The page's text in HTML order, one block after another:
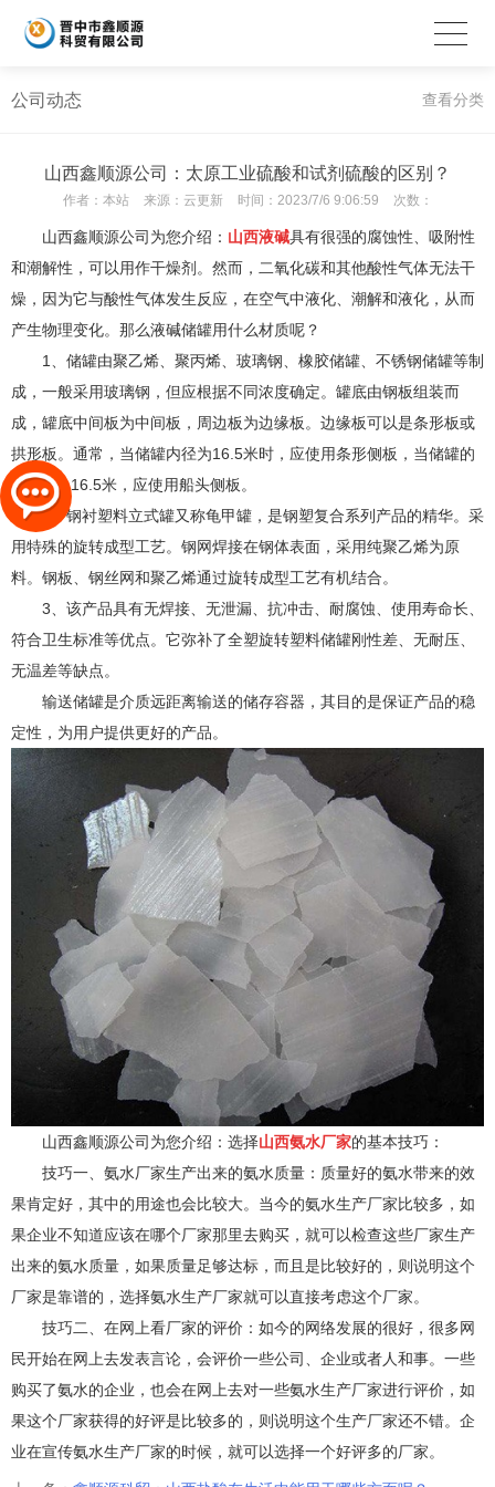
公司动态 查看分类
山西鑫顺源公司：太原工业硫酸和试剂硫酸的区别？
作者： 本站 来源： 云更新 时间： 2023/7/6 9:06:59 次数：
山西鑫顺源公司为您介绍： 山西液碱具有很强的腐蚀性、吸附性
和潮解性，可以用作干燥剂。然而，二氧化碳和其他酸性气体无法干
燥，因为它与酸性气体发生反应，在空气中液化、潮解和液化，从而
产生物理变化。那么液碱储罐用什么材质呢？
1、储罐由聚乙烯、聚丙烯、玻璃钢、橡胶储罐、不锈钢储罐等制
成，一般采用玻璃钢，但应根据不同浓度确定。罐底由钢板组装而
成，罐底中间板为中间板，周边板为边缘板。边缘板可以是条形板或
拱形板。通常，当储罐内径为16.5米时，应使用条形侧板，当储罐的
内径为≥ 16.5米，应使用船头侧板。
2、钢衬塑料立式罐又称龟甲罐，是钢塑复合系列产品的精华。采
用特殊的旋转成型工艺。钢网焊接在钢体表面，采用纯聚乙烯为原
料。钢板、钢丝网和聚乙烯通过旋转成型工艺有机结合。
3、该产品具有无焊接、无泄漏、抗冲击、耐腐蚀、使用寿命长、
符合卫生标准等优点。它弥补了全塑旋转塑料储罐刚性差、无耐压、
无温差等缺点。
输送储罐是介质远距离输送的储存容器，其目的是保证产品的稳
定性，为用户提供更好的产品。
山西鑫顺源公司为您介绍：选择山西氨水厂家的基本技巧：
技巧一、氨水厂家生产出来的氨水质量：质量好的氨水带来的效
果肯定好，其中的用途也会比较大。当今的氨水生产厂家比较多，如
果企业不知道应该在哪个厂家那里去购买，就可以检查这些厂家生产
出来的氨水质量，如果质量足够达标，而且是比较好的，则说明这个
厂家是靠谱的，选择氨水生产厂家就可以直接考虑这个厂家。
技巧二、在网上看厂家的评价：如今的网络发展的很好，很多网
民开始在网上去发表言论，会评价一些公司、企业或者人和事。一些
购买了氨水的企业，也会在网上去对一些氨水生产厂家进行评价，如
果这个厂家获得的好评是比较多的，则说明这个生产厂家还不错。企
业在宣传氨水生产厂家的时候，就可以选择一个好评多的厂家。